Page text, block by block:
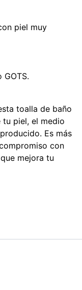
piel muy
toalla de baño
piel, el medio
Es más
con
mejora tu